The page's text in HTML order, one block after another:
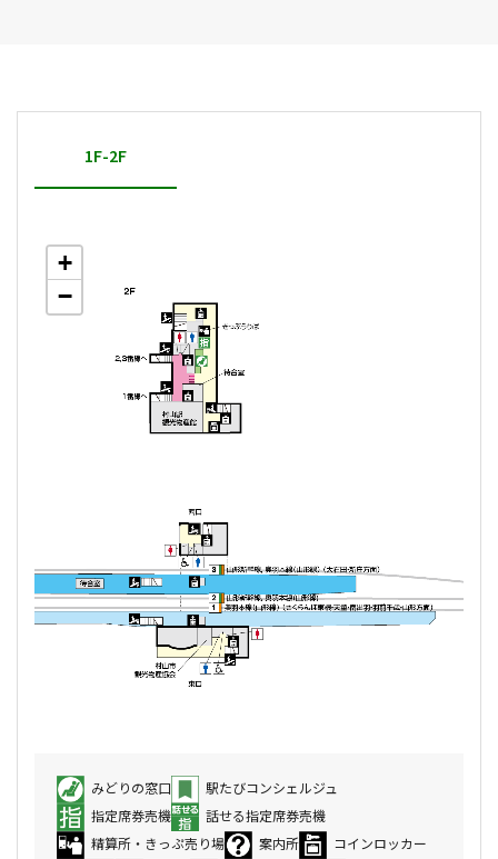
1F-2F
+
−
みどりの窓口
駅たびコンシェルジュ
指定席券売機
話せる指定席券売機
精算所・きっぷ売り場
案内所
コインロッカー